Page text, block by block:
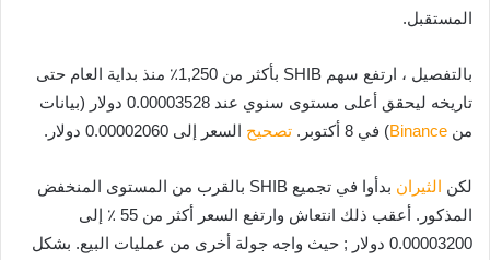
المستقبل.
بالتفصيل ، ارتفع سهم SHIB بأكثر من 1,250٪ منذ بداية العام حتى
تاريخه ليحقق أعلى مستوى سنوي عند 0.00003528 دولار (بيانات
من Binance) في 8 أكتوبر. تصحيح السعر إلى 0.00002060 دولار.
لكن الثيران
بدأوا في تجميع SHIB بالقرب من المستوى المنخفض
المذكور. أعقب ذلك انتعاش وارتفع السعر أكثر من 55 ٪ إلى
0.00003200 دولار ; حيث واجه جولة أخرى من عمليات البيع. بشكل